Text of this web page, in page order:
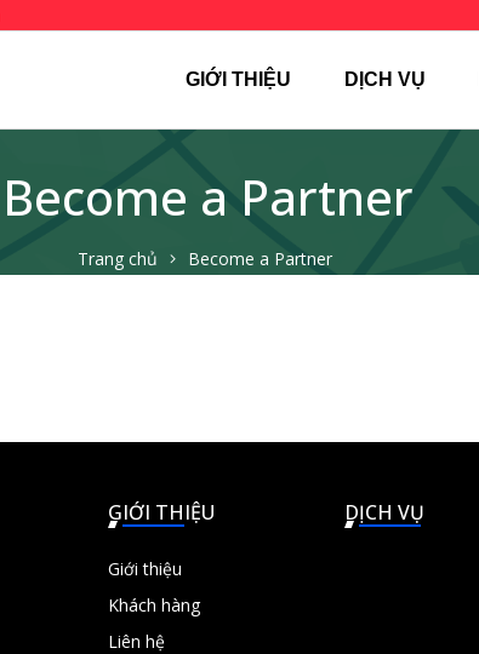
GIỚI THIỆU DỊCH VỤ
Become a Partner
Trang chủ Become a Partner
GIỚI THIỆU
Giới thiệu
Khách hàng
Liên hệ
DỊCH VỤ